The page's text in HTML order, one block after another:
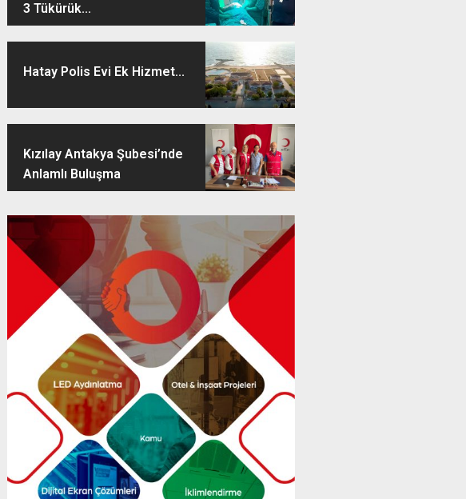
3 Tükürük...
Hatay Polis Evi Ek Hizmet...
Kızılay Antakya Şubesi’nde
Anlamlı Buluşma